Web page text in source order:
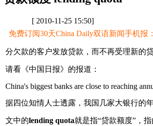
[ 2010-11-25 15:50]
免费订阅30天China Daily双语新闻手机报
分欠款的客户发放贷款，而不再受理新的贷
请看《中国日报》的报道：
China's biggest banks are close to reaching
据四位知情人士透露，我国几家大银行的
文中的lending quota就是指“贷款额度”，